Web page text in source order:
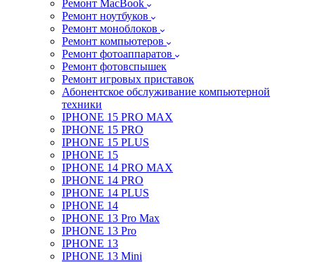
Ремонт MacBook
Ремонт ноутбуков
Ремонт моноблоков
Ремонт компьютеров
Ремонт фотоаппаратов
Ремонт фотовспышек
Ремонт игровых приставок
Абонентское обслуживание компьютерной
техники
IPHONE 15 PRO MAX
IPHONE 15 PRO
IPHONE 15 PLUS
IPHONE 15
IPHONE 14 PRO MAX
IPHONE 14 PRO
IPHONE 14 PLUS
IPHONE 14
IPHONE 13 Pro Max
IPHONE 13 Pro
IPHONE 13
IPHONE 13 Mini